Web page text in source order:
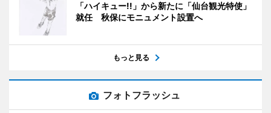
「ハイキュー!!」から新たに「仙台観光特使」
就任 秋保にモニュメント設置へ
もっと見る
フォトフラッシュ